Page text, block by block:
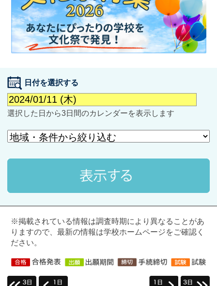
最近見た学校
学校閲覧履歴はありません
ブックマークした学校
ブックマークした学校はありません
日付を選択する
選択した日から3日間のカレンダーを表示します
※掲載されている情報は調査時期により異なることがあ
りますので、最新の情報は学校ホームページをご確認く
ださい。